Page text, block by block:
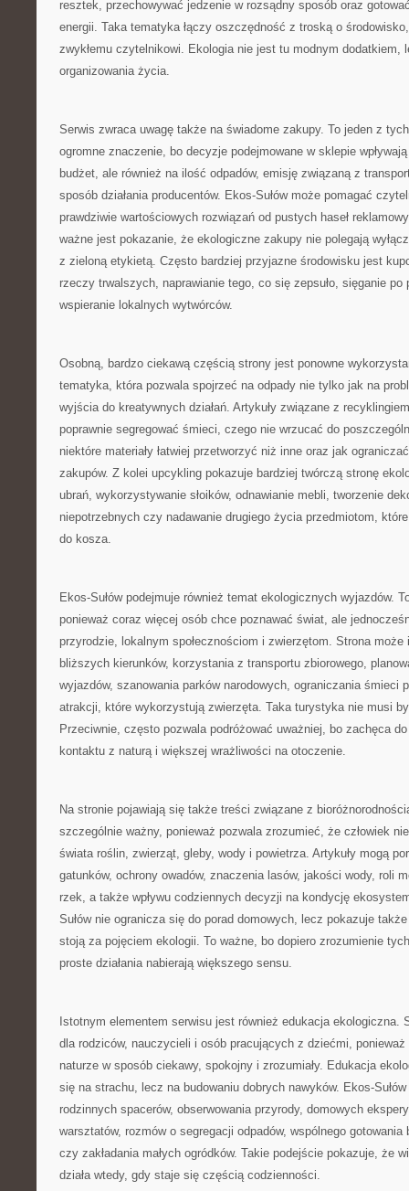
resztek, przechowywać jedzenie w rozsądny sposób oraz
energii. Taka tematyka łączy oszczędność z troską o
zwykłemu czytelnikowi. Ekologia nie jest tu modnym dodatkiem,
organizowania życia.
Serwis zwraca uwagę także na świadome zakupy. To jeden z
ogromne znaczenie, bo decyzje podejmowane w sklepie
budżet, ale również na ilość odpadów, emisję związaną z
sposób działania producentów. Ekos-Sułów może pomagać
prawdziwie wartościowych rozwiązań od pustych haseł
ważne jest pokazanie, że ekologiczne zakupy nie polegają
z zieloną etykietą. Często bardziej przyjazne środowisku jest
rzeczy trwalszych, naprawianie tego, co się zepsuło, sięganie po
wspieranie lokalnych wytwórców.
Osobną, bardzo ciekawą częścią strony jest ponowne
tematyka, która pozwala spojrzeć na odpady nie tylko jak na
wyjścia do kreatywnych działań. Artykuły związane z
poprawnie segregować śmieci, czego nie wrzucać do
niektóre materiały łatwiej przetworzyć niż inne oraz jak
zakupów. Z kolei upcykling pokazuje bardziej twórczą stronę
ubrań, wykorzystywanie słoików, odnawianie mebli, tworzenie
niepotrzebnych czy nadawanie drugiego życia przedmiotom,
do kosza.
Ekos-Sułów podejmuje również temat ekologicznych wyjazdów.
ponieważ coraz więcej osób chce poznawać świat, ale
przyrodzie, lokalnym społecznościom i zwierzętom. Strona może
bliższych kierunków, korzystania z transportu zbiorowego,
wyjazdów, szanowania parków narodowych, ograniczania śmieci
atrakcji, które wykorzystują zwierzęta. Taka turystyka nie musi
Przeciwnie, często pozwala podróżować uważniej, bo zachęca
kontaktu z naturą i większej wrażliwości na otoczenie.
Na stronie pojawiają się także treści związane z
szczególnie ważny, ponieważ pozwala zrozumieć, że człowiek
świata roślin, zwierząt, gleby, wody i powietrza. Artykuły mogą
gatunków, ochrony owadów, znaczenia lasów, jakości wody, roli
rzek, a także wpływu codziennych decyzji na kondycję
Sułów nie ogranicza się do porad domowych, lecz pokazuje
stoją za pojęciem ekologii. To ważne, bo dopiero zrozumienie
proste działania nabierają większego sensu.
Istotnym elementem serwisu jest również edukacja ekologiczna.
dla rodziców, nauczycieli i osób pracujących z dziećmi,
naturze w sposób ciekawy, spokojny i zrozumiały. Edukacja
się na strachu, lecz na budowaniu dobrych nawyków. Ekos-
rodzinnych spacerów, obserwowania przyrody, domowych
warsztatów, rozmów o segregacji odpadów, wspólnego gotowania
czy zakładania małych ogródków. Takie podejście pokazuje, że
działa wtedy, gdy staje się częścią codzienności.